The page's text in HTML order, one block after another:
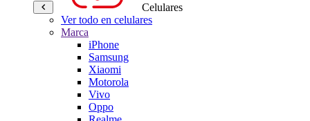
Celulares
Ver todo en celulares
Marca
iPhone
Samsung
Xiaomi
Motorola
Vivo
Oppo